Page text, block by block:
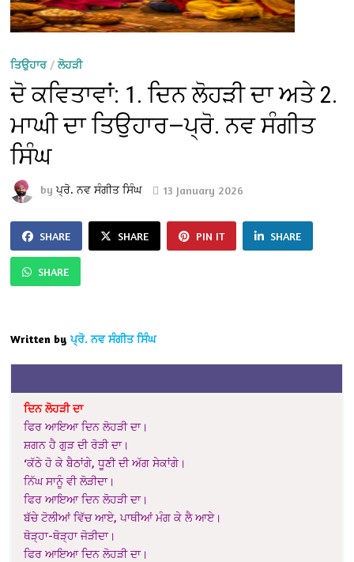
ਤਿਉਹਾਰ/ਲੋਹੜੀ
ਦੋ ਕਵਿਤਾਵਾਂ: 1. ਦਿਨ ਲੋਹੜੀ ਦਾ ਅਤੇ 2.
ਮਾਘੀ ਦਾ ਤਿਉਹਾਰ—ਪ੍ਰੋ. ਨਵ ਸੰਗੀਤ
ਸਿੰਘ
byਪ੍ਰੋ. ਨਵ ਸੰਗੀਤ ਸਿੰਘ 13 January 2026
SHARE SHARE PIN IT SHARE
SHARE
Written by ਪ੍ਰੋ. ਨਵ ਸੰਗੀਤ ਸਿੰਘ
ਦਿਨ ਲੋਹੜੀ ਦਾ
ਫਿਰ ਆਇਆ ਦਿਨ ਲੋਹੜੀ ਦਾ।
ਸ਼ਗਨ ਹੈ ਗੁੜ ਦੀ ਰੋੜੀ ਦਾ।
‘ਕੱਠੇ ਹੋ ਕੇ ਬੈਠਾਂਗੇ, ਧੂਣੀ ਦੀ ਅੱਗ ਸੇਕਾਂਗੇ।
ਨਿੱਘ ਸਾਨੂੰ ਵੀ ਲੋੜੀਦਾ।
ਫਿਰ ਆਇਆ ਦਿਨ ਲੋਹੜੀ ਦਾ।
ਬੱਚੇ ਟੋਲੀਆਂ ਵਿੱਚ ਆਏ, ਪਾਥੀਆਂ ਮੰਗ ਕੇ ਲੈ ਆਏ।
ਥੋੜ੍ਹਾ-ਥੋੜ੍ਹਾ ਜੋੜੀਦਾ।
ਫਿਰ ਆਇਆ ਦਿਨ ਲੋਹੜੀ ਦਾ।